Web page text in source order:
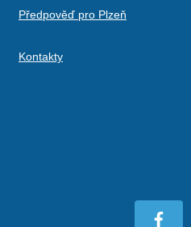
Předpověď pro Plzeň
Kontakty